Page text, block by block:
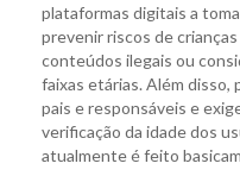
plataformas digitais a
prevenir riscos de
conteúdos ilegais ou
faixas etárias. Além disso,
pais e responsáveis e
verificação da idade dos
atualmente é feito